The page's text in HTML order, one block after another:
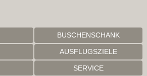
BUSCHENSCHANK
AUSFLUGSZIELE
SERVICE